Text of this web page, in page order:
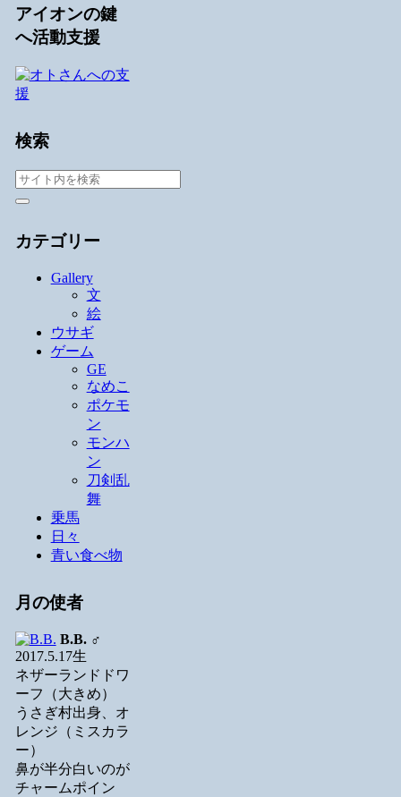
アイオンの鍵
へ活動支援
検索
カテゴリー
Gallery
文
絵
ウサギ
ゲーム
GE
なめこ
ポケモ
ン
モンハ
ン
刀剣乱
舞
乗馬
日々
青い食べ物
月の使者
B.B.♂
2017.5.17生
ネザーランドドワ
ーフ（大きめ）
うさぎ村出身、オ
レンジ（ミスカラ
ー）
鼻が半分白いのが
チャームポイン